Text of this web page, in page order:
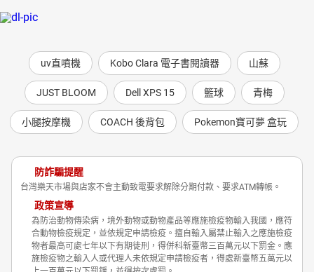
uv直噴機 Kobo Clara 電子書閱讀器 山蘇
JUST BLOOM Dell XPS 15 籃球 青梅
小腿按摩機 COACH 後背包 Pokemon寶可夢 盒玩
防詐騙提醒
台灣樂天市場與店家不會主動致電要求解除分期付款、要求ATM轉帳。
政策宣導
為防治動物傳染病，境外動物或動物產品等應施檢疫物輸入我國，應符
合動物檢疫規定，並依規定申請檢疫。擅自輸入屬禁止輸入之應施檢疫
物者最高可處七年以下有期徒刑，得併科新臺幣三百萬元以下罰金。應
施檢疫物之輸入人或代理人未依規定申請檢疫者，得處新臺幣五萬元以